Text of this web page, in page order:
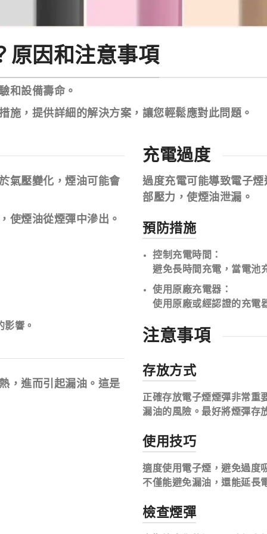
原因和注意事項
和設備壽命。
施，提供詳細的解決方案，讓您輕鬆應對此問題。
氣壓變化，煙油可能會
使煙油從煙彈中滲出。
響。
，進而引起漏油。這是
充電過度
過度充電可能導致電子
部壓力，使煙油泄漏。
預防措施
控制充電時間 ：
避免長時間充電，當電池
使用原廠充電器 ：
使用原廠或經認證的充電
注意事項
存放方式
正確存放電子煙煙彈非常重
漏油的風險。最好將煙彈存
使用技巧
適度使用電子煙 ，避免過度
不僅能避免漏油，還能延長
檢查煙彈